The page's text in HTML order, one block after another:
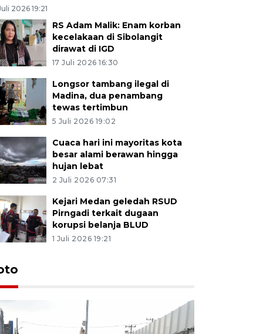
2026 19:21
RS Adam Malik: Enam korban
kecelakaan di Sibolangit
dirawat di IGD
17 Juli 2026 16:30
Longsor tambang ilegal di
Madina, dua penambang
tewas tertimbun
5 Juli 2026 19:02
Cuaca hari ini mayoritas kota
besar alami berawan hingga
hujan lebat
2 Juli 2026 07:31
Kejari Medan geledah RSUD
Pirngadi terkait dugaan
korupsi belanja BLUD
1 Juli 2026 19:21